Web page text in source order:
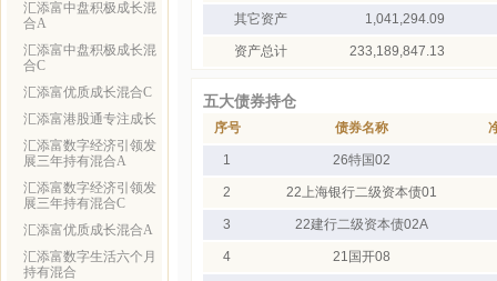
汇添富中盘积极成长混
合A
汇添富中盘积极成长混
合C
汇添富优质成长混合C
汇添富港股通专注成长
汇添富数字经济引领发
展三年持有混合A
汇添富数字经济引领发
展三年持有混合C
汇添富优质成长混合A
汇添富数字生活六个月
持有混合
其它资产 1,041,294.09
资产总计 233,189,847.13
五大债券持仓
序号 债券名称
1 26特国02
2 22上海银行二级资本债01
3 22建行二级资本债02A
4 21国开08